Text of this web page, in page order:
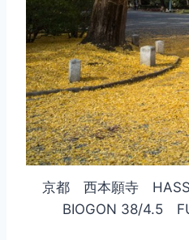
京都 西本願寺
BIOGON 38/4.5